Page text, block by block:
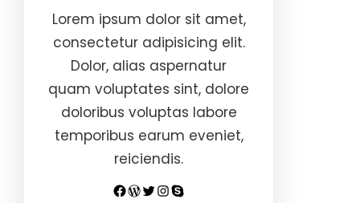
Lorem ipsum dolor sit amet,
consectetur adipisicing elit.
Dolor, alias aspernatur
quam voluptates sint, dolore
doloribus voluptas labore
temporibus earum eveniet,
reiciendis.
Facebook WordPress Twitter InstagramSkype